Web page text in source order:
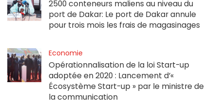
2500 conteneurs maliens au niveau du
port de Dakar: Le port de Dakar annule
pour trois mois les frais de magasinages
Economie
Opérationnalisation de la loi Start-up
adoptée en 2020 : Lancement d’«
Écosystème Start-up » par le ministre de
la communication